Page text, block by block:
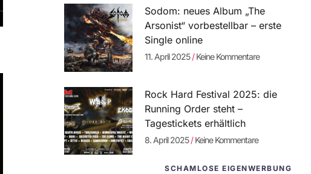
Sodom: neues Album „The
Arsonist“ vorbestellbar – erste
Single online
11. April 2025 Keine Kommentare
Rock Hard Festival 2025: die
Running Order steht –
Tagestickets erhältlich
8. April 2025 Keine Kommentare
SCHAMLOSE EIGENWERBUNG